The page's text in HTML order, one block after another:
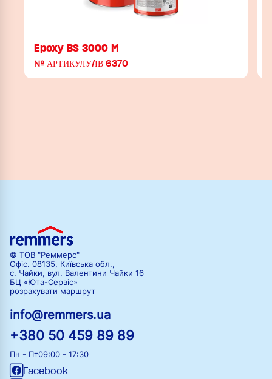
Epoxy BS 3000 M
№ АРТИКУЛУ/ІВ 6370
© ТОВ "Реммерс"
Офіс. 08135, Київська обл.,
с. Чайки, вул. Валентини Чайки 16
БЦ «Юта-Сервіс»
розрахувати маршрут
info@remmers.ua
+380 50 459 89 89
Пн - Пт09:00 - 17:30
Facebook